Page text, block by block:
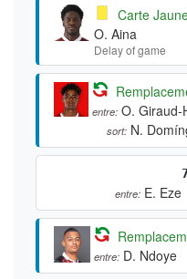
Carte
O. Aina
Delay of game
entre: O. Giraud-
sort: N.
entre: E. Eze
entre: D. Ndoye